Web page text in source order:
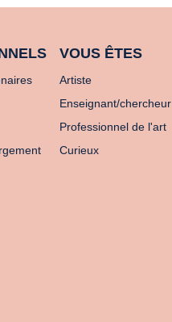
VOUS ÊTES
Artiste
Enseignant/chercheur
Professionnel de l'art
Curieux